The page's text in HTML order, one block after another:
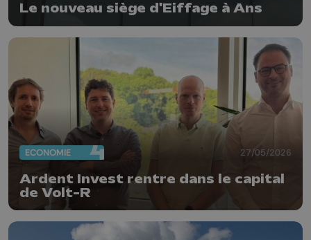
Le nouveau siège d'Eiffage à Ans
ECONOMIE 27/05/2026
Ardent Invest rentre dans le capital
de Volt-R